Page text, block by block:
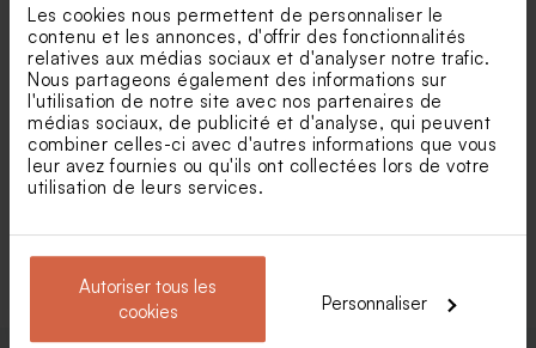
Les cookies nous permettent de personnaliser le
contenu et les annonces, d'offrir des fonctionnalités
relatives aux médias sociaux et d'analyser notre trafic.
Nous partageons également des informations sur
l'utilisation de notre site avec nos partenaires de
médias sociaux, de publicité et d'analyse, qui peuvent
combiner celles-ci avec d'autres informations que vous
leur avez fournies ou qu'ils ont collectées lors de votre
utilisation de leurs services.
Autoriser tous les
cookies
Personnaliser
Faire part communion fleurs
et colombe
Faire part communion avec
photo en plexi
communion